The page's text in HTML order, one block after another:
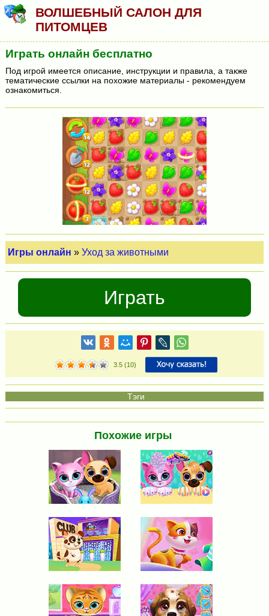
ВОЛШЕБНЫЙ САЛОН ДЛЯ
ПИТОМЦЕВ
Играть онлайн бесплатно
Под игрой имеется описание, инструкции и правила, а также
тематические ссылки на похожие материалы - рекомендуем
ознакомиться.
Игры онлайн »Уход за животными
Играть
3.5(10)
Похожие игры